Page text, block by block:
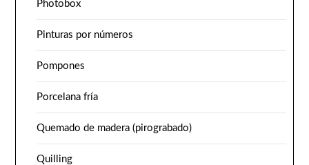
Photobox
Pinturas por números
Pompones
Porcelana fría
Quemado de madera (pirograbado)
Quilling